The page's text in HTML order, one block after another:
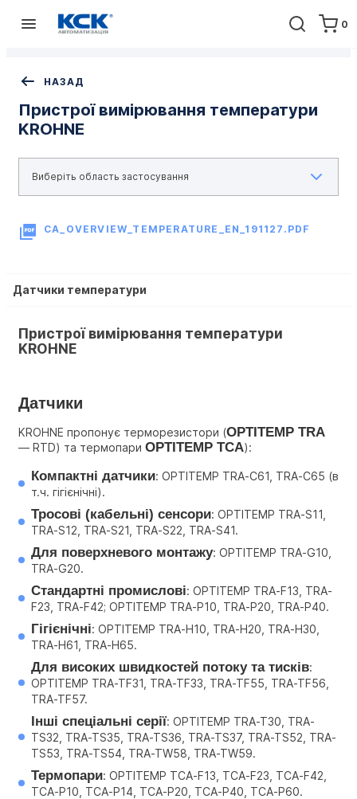
0
Головна Обладнання
Контрольно-вимірювальні прилади
Пристрої вимірювання температури KROHNE
НАЗАД
Пристрої вимірювання температури
KROHNE
CA_OVERVIEW_TEMPERATURE_EN_191127.PDF
Датчики температури
Пристрої вимірювання температури
KROHNE
Датчики
KROHNE пропонує терморезистори (OPTITEMP TRA
— RTD) та термопари OPTITEMP TCA):
Компактні датчики: OPTITEMP TRA-C61, TRA-C65 (в
т.ч. гігієнічні).
Тросові (кабельні) сенсори: OPTITEMP TRA-S11,
TRA-S12, TRA-S21, TRA-S22, TRA-S41.
Для поверхневого монтажу: OPTITEMP TRA-G10,
TRA-G20.
Стандартні промислові: OPTITEMP TRA-F13, TRA-
F23, TRA-F42; OPTITEMP TRA-P10, TRA-P20, TRA-P40.
Гігієнічні: OPTITEMP TRA-H10, TRA-H20, TRA-H30,
TRA-H61, TRA-H65.
Для високих швидкостей потоку та тисків:
OPTITEMP TRA-TF31, TRA-TF33, TRA-TF55, TRA-TF56,
TRA-TF57.
Інші спеціальні серії: OPTITEMP TRA-T30, TRA-
TS32, TRA-TS35, TRA-TS36, TRA-TS37, TRA-TS52, TRA-
TS53, TRA-TS54, TRA-TW58, TRA-TW59.
Термопари: OPTITEMP TCA-F13, TCA-F23, TCA-F42,
TCA-P10, TCA-P14, TCA-P20, TCA-P40, TCA-P60.